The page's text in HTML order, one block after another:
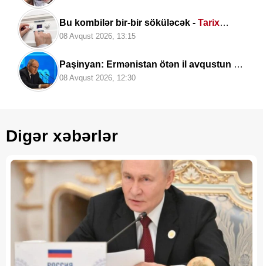
Bu kombilər bir-bir söküləcək - Tarix
açıqlandı
08 Avqust 2026, 13:15
Paşinyan: Ermənistan ötən il avqustun 8-
nə qədərdalanda idi
08 Avqust 2026, 12:30
Digər xəbərlər